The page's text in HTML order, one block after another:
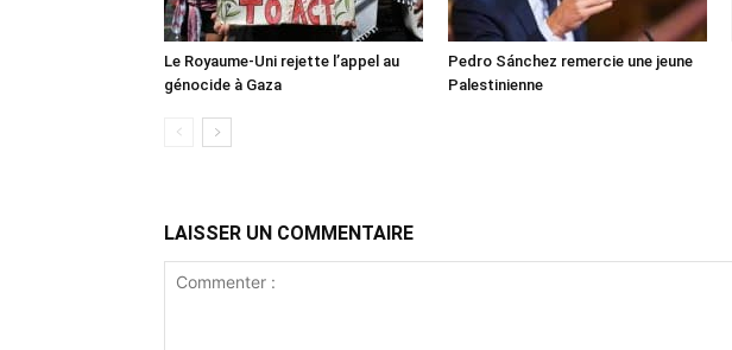
Le Royaume-Uni rejette l’appel au
génocide à Gaza
Pedro Sánchez remercie une jeune
Palestinienne
LAISSER UN COMMENTAIRE